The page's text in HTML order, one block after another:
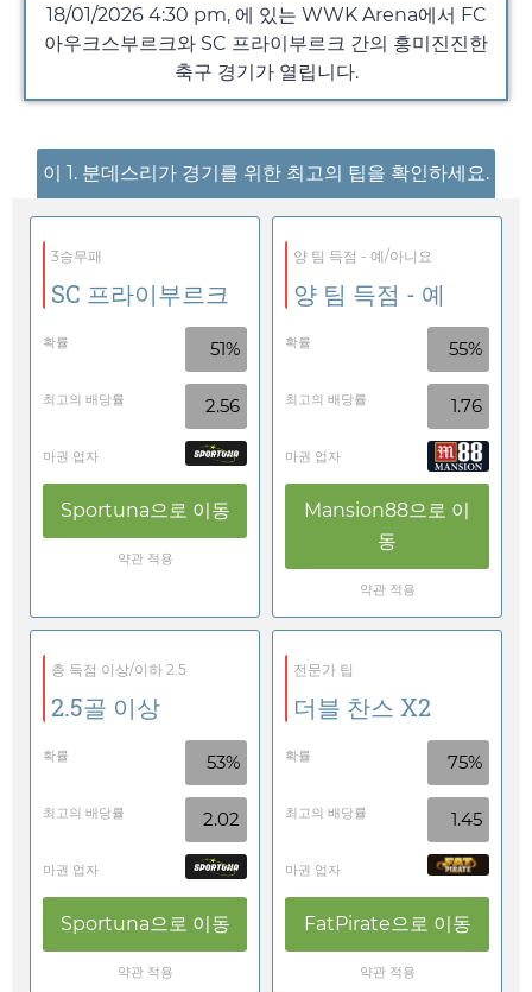
18/01/2026 4:30 pm, 에 있는 WWK Arena에서 FC
아우크스부르크와 SC 프라이부르크 간의 흥미진진한
축구 경기가 열립니다.
이 1. 분데스리가 경기를 위한 최고의 팁을 확인하세요.
3승무패
SC 프라이부르크
확률 51%
최고의 배당률 2.56
마권 업자
Sportuna으로 이동
약관 적용
양 팀 득점 - 예/아니요
양 팀 득점 - 예
확률 55%
최고의 배당률 1.76
마권 업자
Mansion88으로 이
동
약관 적용
총 득점 이상/이하 2.5
2.5골 이상
확률 53%
최고의 배당률 2.02
마권 업자
Sportuna으로 이동
약관 적용
전문가 팁
더블 찬스 X2
확률 75%
최고의 배당률 1.45
마권 업자
FatPirate으로 이동
약관 적용